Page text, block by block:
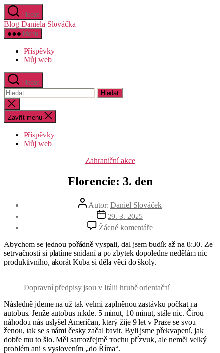
Přejít
obsahu
Hledat
Blog Daniela Slováčka
Menu
Příspěvky
Můj web
Hledat
Výsledky
vyhledávání:
Zavřít
vyhledávání
Zavřít menu
Příspěvky
Můj web
Rubriky
Zahraniční akce
Florencie: 3. den
Autor
příspěvku
Autor: Daniel Slováček
Datum
příspěvku
29. 3. 2025
Žádné komentářeu
textu
s
názvem
Florencie:
3.
Abychom se jednou pořádně vyspali, dal jsem budík až na 8:30. Ze
setrvačnosti si platíme snídaní a po zbytek dopoledne nedělám nic
produktivního, akorát Kuba si dělá věci do školy.
Dopravní předpisy jsou v Itálii hrubě orientační
Následně jdeme na už tak velmi zaplněnou zastávku počkat na
autobus. Jenže autobus nikde. 5 minut, 10 minut, stále nic. Čirou
náhodou nás uslyšel Američan, který žije 9 let v Praze se svou
ženou, tak se s námi česky začal bavit. Byli jsme překvapení, jak
dobře mu to šlo. Měl samozřejmě trochu přízvuk, ale neměl velký
problém ani s vyslovením „do Říma“.